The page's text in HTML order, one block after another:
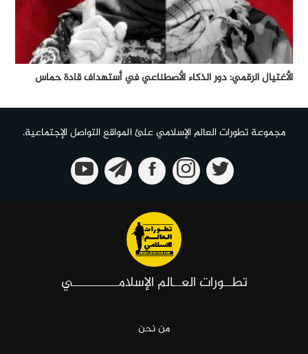
الأغتيال الرقمي: دور الذكاء الأصطناعي في أستهداف قادة حماس
مجموعة تطورات العالم الإسلامي علئ المواقع التواصل الإجتماعية.
تطــورات العــالم الإسلامـــــــــــي
من نحن